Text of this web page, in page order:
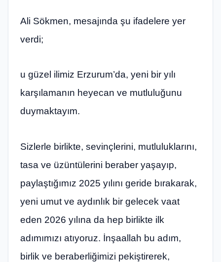
Ali Sökmen, mesajında şu ifadelere yer
verdi;
u güzel ilimiz Erzurum’da, yeni bir yılı
karşılamanın heyecan ve mutluluğunu
duymaktayım.
Sizlerle birlikte, sevinçlerini, mutluluklarını,
tasa ve üzüntülerini beraber yaşayıp,
paylaştığımız 2025 yılını geride bırakarak,
yeni umut ve aydınlık bir gelecek vaat
eden 2026 yılına da hep birlikte ilk
adımımızı atıyoruz. İnşaallah bu adım,
birlik ve beraberliğimizi pekiştirerek,